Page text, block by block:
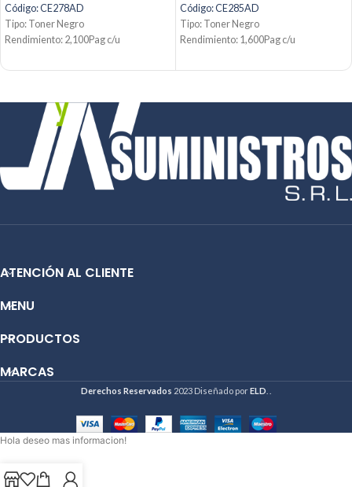
Código: CE278AD
Tipo: Toner Negro
Rendimiento: 2,100Pag c/u
Producto: Original
Email:ventas@jynsuministros.com
📱 WhatsApp:
51991864930
Código: CE285AD
Tipo: Toner Negro
Rendimiento: 1,600Pag c/u
Producto: Original
Email:ventas@jynsuministros.com
ATENCIÓN AL CLIENTE
MENU
PRODUCTOS
MARCAS
Derechos Reservados 2023 Diseñado porELD
Hola deseo mas informacion!